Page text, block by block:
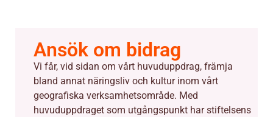
Ansök om bidrag
Vi får, vid sidan om vårt huvuduppdrag, främja
bland annat näringsliv och kultur inom vårt
geografiska verksamhetsområde. Med
huvuduppdraget som utgångspunkt har stiftelsens